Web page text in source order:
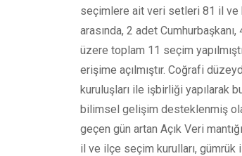
seçimlere ait veri setleri 81 il ve
arasında, 2 adet
üzere toplam 11 seçim
erişime açılmıştır. Coğrafi
kuruluşları ile işbirliği yapılarak
bilimsel gelişim desteklenmiş
geçen gün artan Açık Veri
il ve ilçe seçim kurulları, gümrük